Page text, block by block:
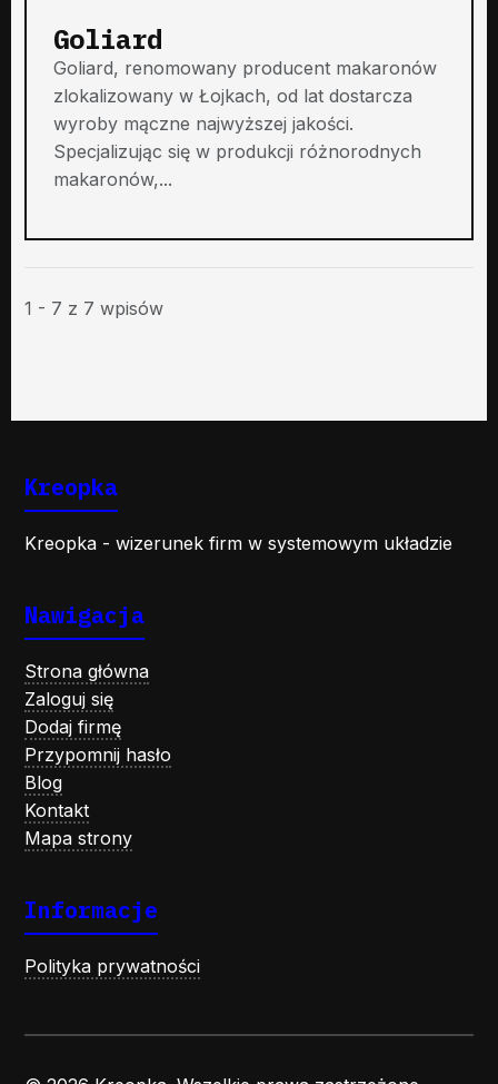
Goliard
Goliard, renomowany producent makaronów
zlokalizowany w Łojkach, od lat dostarcza
wyroby mączne najwyższej jakości.
Specjalizując się w produkcji różnorodnych
makaronów,...
1 - 7 z 7 wpisów
Kreopka
Kreopka - wizerunek firm w systemowym układzie
Nawigacja
Strona główna
Zaloguj się
Dodaj firmę
Przypomnij hasło
Blog
Kontakt
Mapa strony
Informacje
Polityka prywatności